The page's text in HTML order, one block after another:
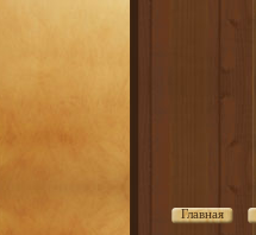
Главная